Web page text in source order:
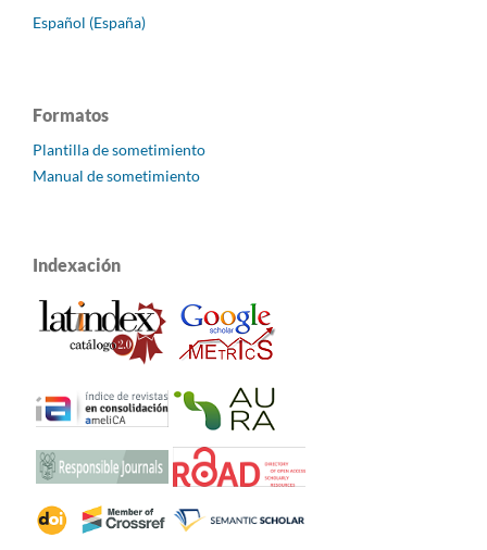
Español (España)
Formatos
Plantilla de sometimiento
Manual de sometimiento
Indexación